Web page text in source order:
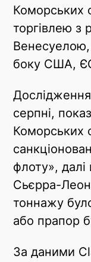
Коморських
торгівлею з
Венесуелою,
боку США, ЄС
серпні,
Коморських
флоту»,
Сьєрра-
тоннажу
або прапор
За даними